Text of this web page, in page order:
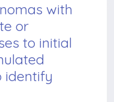
with
or
to initial
identify